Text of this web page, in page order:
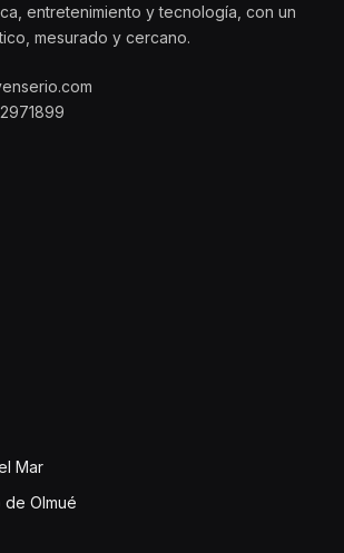
entretenimiento y tecnología, con un
mesurado y cercano.
Mar
de Olmué